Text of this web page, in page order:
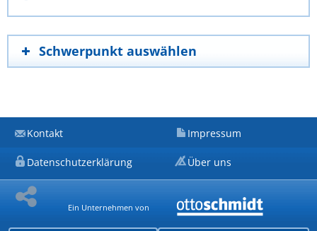
Schwerpunkt auswählen
Kontakt Impressum
Datenschutzerklärung Über uns
Ein Unternehmen von